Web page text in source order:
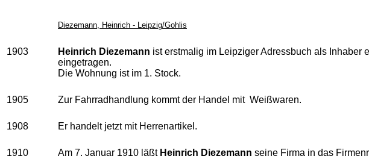
Diezemann, Heinrich - Leipzig/Gohlis
1903 Heinrich Diezemann ist erstmalig im Leipziger Adressbuch als
eingetragen.
Die Wohnung ist im 1. Stock.
1905 Zur Fahrradhandlung kommt der Handel mit Weißwaren.
1908 Er handelt jetzt mit Herrenartikel.
1910 Am 7. Januar 1910 läßt Heinrich Diezemann seine Firma in das